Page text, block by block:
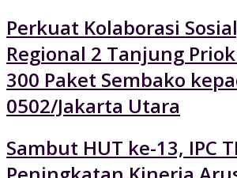
Perkuat Kolaborasi
Regional 2 Tanjung
300 Paket Sembako
0502/Jakarta Utara
Sambut HUT ke-13, IPC